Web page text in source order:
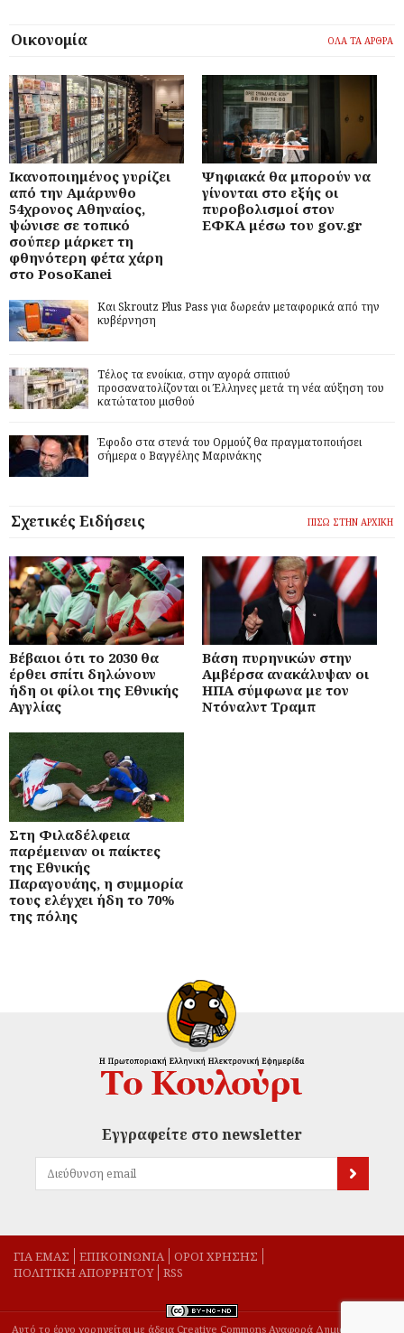
Οικονομία ΟΛΑ ΤΑ ΑΡΘΡΑ
Ικανοποιημένος γυρίζει
από την Αμάρυνθο
54χρονος Αθηναίος,
ψώνισε σε τοπικό
σούπερ μάρκετ τη
φθηνότερη φέτα χάρη
στο PosoKanei
Ψηφιακά θα μπορούν να
γίνονται στο εξής οι
πυροβολισμοί στον
ΕΦΚΑ μέσω του gov.gr
Και Skroutz Plus Pass για δωρεάν μεταφορικά από την
κυβέρνηση
Τέλος τα ενοίκια, στην αγορά σπιτιού
προσανατολίζονται οι Έλληνες μετά τη νέα αύξηση του
κατώτατου μισθού
Έφοδο στα στενά του Ορμούζ θα πραγματοποιήσει
σήμερα ο Βαγγέλης Μαρινάκης
Σχετικές Ειδήσεις ΠΙΣΩ ΣΤΗΝ ΑΡΧΙΚΗ
Βέβαιοι ότι το 2030 θα
έρθει σπίτι δηλώνουν
ήδη οι φίλοι της Εθνικής
Αγγλίας
Βάση πυρηνικών στην
Αμβέρσα ανακάλυψαν οι
ΗΠΑ σύμφωνα με τον
Ντόναλντ Τραμπ
Στη Φιλαδέλφεια
παρέμειναν οι παίκτες
της Εθνικής
Παραγουάης, η συμμορία
τους ελέγχει ήδη το 70%
της πόλης
Εγγραφείτε στο newsletter
ΓΙΑ ΕΜΑΣ EΠΙΚΟΙΝΩΝΙΑ
ΟΡΟΙ ΧΡΗΣΗΣ
ΠΟΛΙΤΙΚΗ ΑΠΟΡΡΗΤΟΥ
RSS
Αυτό το έργο χορηγείται με άδεια Creative Commons Αναφορά Δημιουργού-Μη